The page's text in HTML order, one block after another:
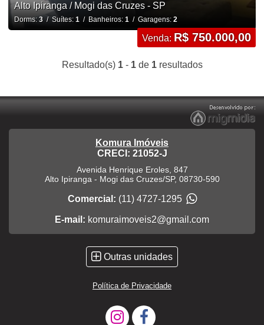
Alto Ipiranga / Mogi das Cruzes - SP
Dorms: 3/ Suítes: 1/ Banheiros: 1/ Garagens: 2
Venda: R$ 750.000,00
Resultado(s) 1- 1de 1resultados
Komura Imóveis
CRECI: 21052-J
Avenida Henrique Eroles, 847
Alto Ipiranga - Mogi das Cruzes/SP, 08730-590
Comercial: (11) 4727-1295
E-mail: komuraimoveis2@gmail.com
Outras unidades
Política de Privacidade